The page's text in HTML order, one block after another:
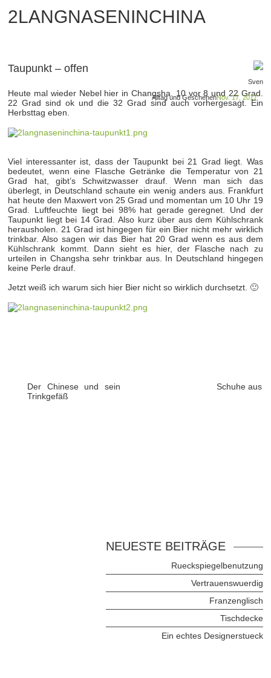
2LANGNASENINCHINA
Taupunkt – offen
Sven
Nov. 17, 2017
Alltag und Geschehen
Heute mal wieder Nebel hier in Changsha. 10 vor 8 und 22 Grad.
22 Grad sind ok und die 32 Grad sind auch vorhergesagt. Ein
Herbsttag eben.
Viel interessanter ist, dass der Taupunkt bei 21 Grad liegt. Was
bedeutet, wenn eine Flasche Getränke die Temperatur von 21
Grad hat, gibt’s Schwitzwasser drauf. Wenn man sich das
überlegt, in Deutschland schaute ein wenig anders aus. Frankfurt
hat heute den Maxwert von 25 Grad und momentan um 10 Uhr 19
Grad. Luftfeuchte liegt bei 98% hat gerade geregnet. Und der
Taupunkt liegt bei 14 Grad. Also kurz über aus dem Kühlschrank
herausholen. 21 Grad ist hingegen für ein Bier nicht mehr wirklich
trinkbar. Also sagen wir das Bier hat 20 Grad wenn es aus dem
Kühlschrank kommt. Dann sieht es hier, der Flasche nach zu
urteilen in Changsha sehr trinkbar aus. In Deutschland hingegen
keine Perle drauf.
Jetzt weiß ich warum sich hier Bier nicht so wirklich durchsetzt. 🙂
Der Chinese und sein
Trinkgefäß
Schuhe aus
NEUESTE BEITRÄGE
Rueckspiegelbenutzung
Vertrauenswuerdig
Franzenglisch
Tischdecke
Ein echtes Designerstueck